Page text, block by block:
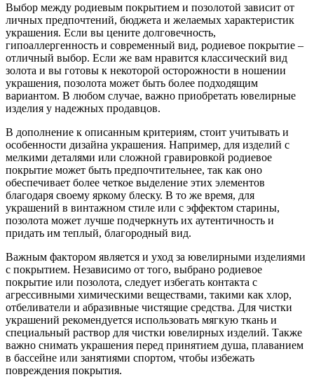
Выбор между родиевым покрытием и позолотой зависит от
личных предпочтений, бюджета и желаемых характеристик
украшения. Если вы цените долговечность,
гипоаллергенность и современный вид, родиевое покрытие –
отличный выбор. Если же вам нравится классический вид
золота и вы готовы к некоторой осторожности в ношении
украшения, позолота может быть более подходящим
вариантом. В любом случае, важно приобретать ювелирные
изделия у надежных продавцов.
В дополнение к описанным критериям, стоит учитывать и
особенности дизайна украшения. Например, для изделий с
мелкими деталями или сложной гравировкой родиевое
покрытие может быть предпочтительнее, так как оно
обеспечивает более четкое выделение этих элементов
благодаря своему яркому блеску. В то же время, для
украшений в винтажном стиле или с эффектом старины,
позолота может лучше подчеркнуть их аутентичность и
придать им теплый, благородный вид.
Важным фактором является и уход за ювелирными изделиями
с покрытием. Независимо от того, выбрано родиевое
покрытие или позолота, следует избегать контакта с
агрессивными химическими веществами, такими как хлор,
отбеливатели и абразивные чистящие средства. Для чистки
украшений рекомендуется использовать мягкую ткань и
специальный раствор для чистки ювелирных изделий. Также
важно снимать украшения перед принятием душа, плаванием
в бассейне или занятиями спортом, чтобы избежать
повреждения покрытия.